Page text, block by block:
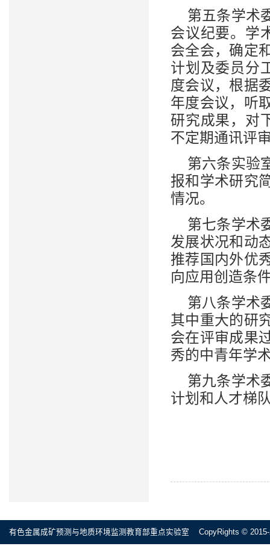
第五条学术
会议纪要。学
会全会，确定
计划及委员分
度会议，根据
年度会议，听
研究成果，对
不定期通讯评
第六条实验
报和学术研究
情况。
第七条学术
发展状况和动
推荐国内外优
向应用创造条
第八条学术
其中重大的研
会在评审成果
秀的中青年学
第九条学术
计划和人才梯
有色金属成矿预测与地质环境监测教育部重点实验室 CopyRights ©